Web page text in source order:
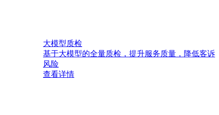
大模型质检
基于大模型的全量质检，提升服务质量，降低客诉
风险
查看详情